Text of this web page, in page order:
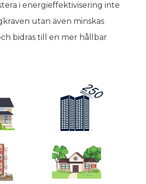
i energieffektivisering inte
utan även minskas
bidras till en mer hållbar